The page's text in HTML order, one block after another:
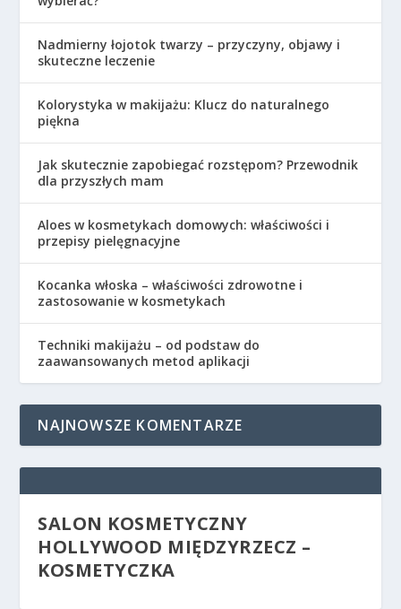
Nadmierny łojotok twarzy – przyczyny, objawy i
skuteczne leczenie
Kolorystyka w makijażu: Klucz do naturalnego
piękna
Jak skutecznie zapobiegać rozstępom? Przewodnik
dla przyszłych mam
Aloes w kosmetykach domowych: właściwości i
przepisy pielęgnacyjne
Kocanka włoska – właściwości zdrowotne i
zastosowanie w kosmetykach
Techniki makijażu – od podstaw do
zaawansowanych metod aplikacji
NAJNOWSZE KOMENTARZE
SALON KOSMETYCZNY
HOLLYWOOD MIĘDZYRZECZ –
KOSMETYCZKA